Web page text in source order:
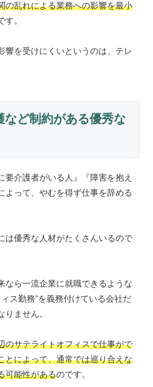
の乱れによる業務への影響を最小
す。
響を受けにくいというのは、テレ
など制約がある優秀な
要介護者がいる人』『障害を抱え
よって、やむを得ず仕事を辞める
は優秀な人材がたくさんいるので
なら一流企業に就職できるような
ス勤務”を義務付けている会社だ
りません。
のサテライトオフィスで仕事がで
とによって、通常では巡り合えな
可能性があるのです。